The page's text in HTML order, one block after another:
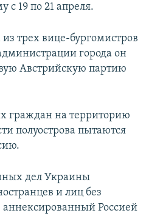
19 по 21 апреля.
трех вице-бургомистров
города он
Австрийскую партию
граждан на территорию
полуострова пытаются
дел Украины
и лиц без
аннексированный Россией